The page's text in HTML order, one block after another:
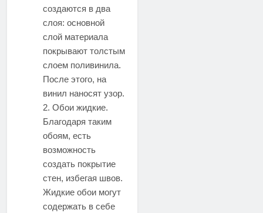
создаются в два
слоя: основной
слой материала
покрывают толстым
слоем поливинила.
После этого, на
винил наносят узор.
2. Обои жидкие.
Благодаря таким
обоям, есть
возможность
создать покрытие
стен, избегая швов.
Жидкие обои могут
содержать в себе